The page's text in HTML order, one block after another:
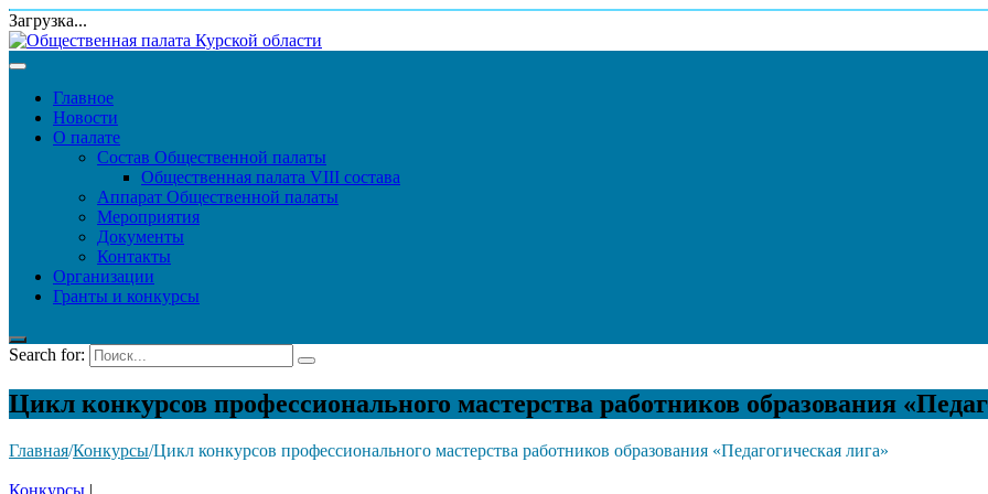
Загрузка...
Главное
Новости
О палате
Состав Общественной палаты
Общественная палата VIII состава
Аппарат Общественной палаты
Мероприятия
Документы
Контакты
Организации
Гранты и конкурсы
Search for:
Цикл конкурсов профессионального мастерства работников образования
Главная/Конкурсы/Цикл конкурсов профессионального мастерства работников образования «Педагогическая лига»
Конкурсы |